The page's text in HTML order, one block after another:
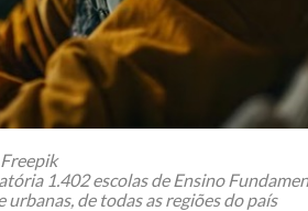
1.402 escolas de Ensino
de todas as regiões do país